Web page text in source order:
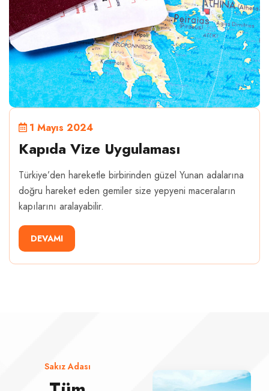
1 Mayıs 2024
Kapıda Vize Uygulaması
Türkiye’den hareketle birbirinden güzel Yunan adalarına
doğru hareket eden gemiler size yepyeni maceraların
kapılarını aralayabilir.
DEVAMI
Sakız Adası